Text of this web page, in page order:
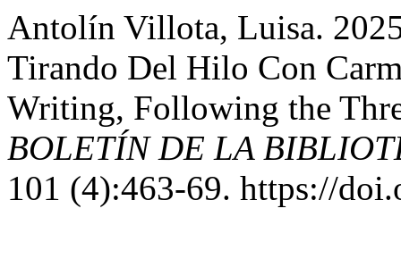
Antolín Villota, Luisa.
Tirando Del Hilo Con
Writing, Following the
BOLETÍN DE LA
101 (4):463-69. https://